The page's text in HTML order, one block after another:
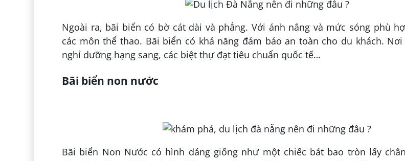
Ngoài ra, bãi biển có bờ cát dài và phẳng. Với ánh nắng và mức sóng phù
các môn thể thao. Bãi biển có khả năng đảm bảo an toàn cho du khách.
nghỉ dưỡng hạng sang, các biệt thự đạt tiêu chuẩn quốc tế…
Bãi biển non nước
Bãi biển Non Nước có hình dáng giống như một chiếc bát bao tròn lấy